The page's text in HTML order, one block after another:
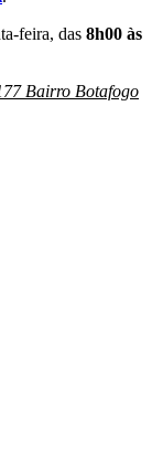
feira, das 8h00 às
Bairro Botafogo